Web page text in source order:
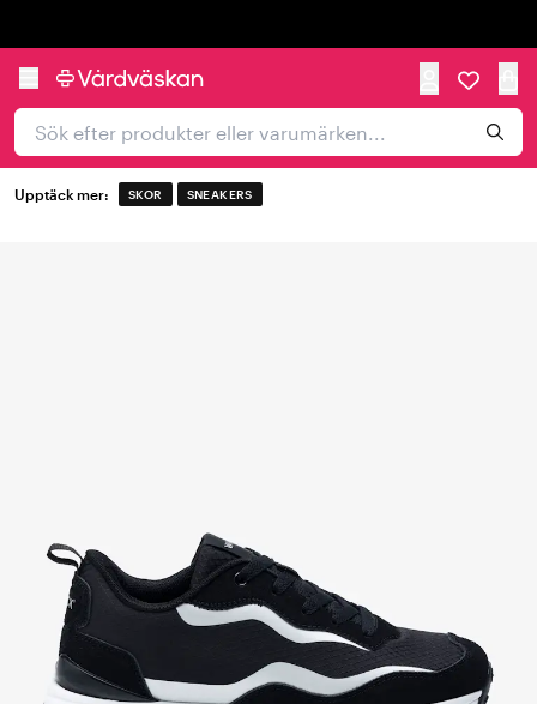
Upptäck mer: SKOR SNEAKERS